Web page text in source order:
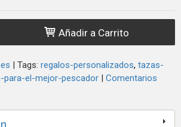
Añadir a Carrito
Tags: regalos-personalizados tazas-
para-el-mejor-pescador Comentarios